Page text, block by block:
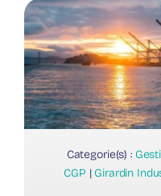
Categorie(s) :
CGP | Girardin